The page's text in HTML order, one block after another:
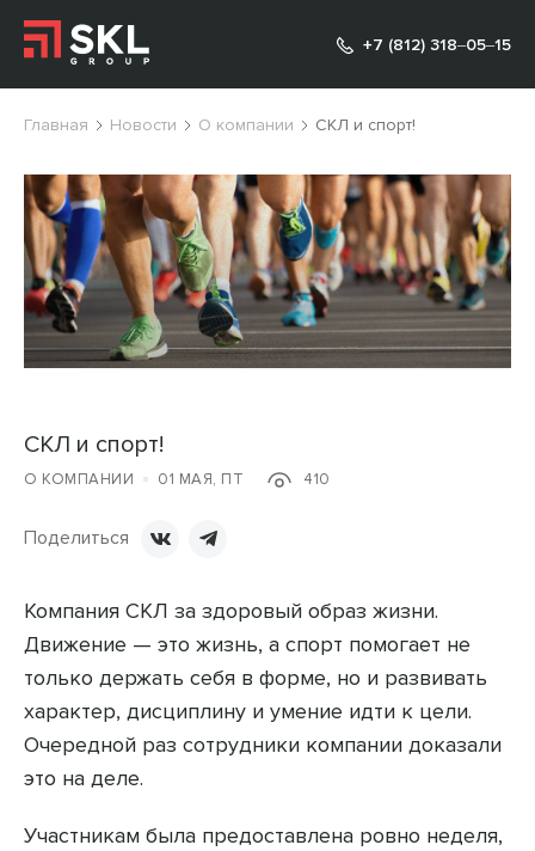
+7 (812) 318‒05‒15
Главная Новости О компании СКЛ и спорт!
СКЛ и спорт!
О КОМПАНИИ 01 МАЯ, ПТ 410
Поделиться
Компания СКЛ за здоровый образ жизни.
Движение — это жизнь, а спорт помогает не
только держать себя в форме, но и развивать
характер, дисциплину и умение идти к цели.
Очередной раз сотрудники компании доказали
это на деле.
Участникам была предоставлена ровно неделя,